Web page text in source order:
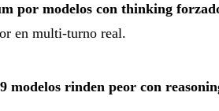
por modelos con thinking
en multi-turno real.
modelos rinden peor con